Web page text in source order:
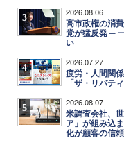
3 2026.08.06
高市政権の消
党が猛反発 ─
い
4 2026.07.27
疲労・人間関
「ザ・リバテ
5 2026.08.07
米調査会社、
ア」が組み込
化が顧客の信